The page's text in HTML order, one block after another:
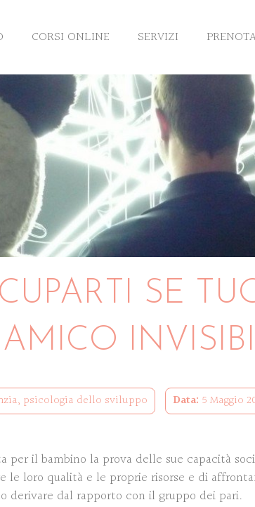
CORSI ONLINE SERVIZI
SE
, psicologia dello sviluppo Data: 5 Maggio
il bambino la prova delle sue capacità
le loro qualità e le proprie risorse e di
dal rapporto con il gruppo dei pari.